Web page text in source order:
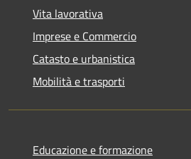
Vita lavorativa
Imprese e Commercio
Catasto e urbanistica
Mobilità e trasporti
Educazione e formazione